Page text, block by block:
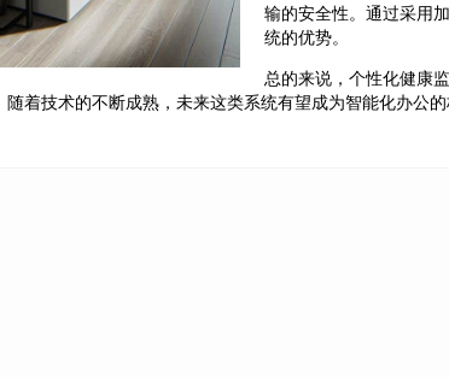
输的安全性。通过采用
统的优势。
总的来说，个性化健康
着技术的不断成熟，未来这类系统有望成为智能化办公